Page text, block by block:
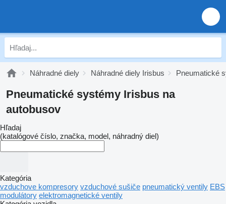
Náhradné diely Náhradné diely Irisbus Pneumatické
Pneumatické systémy Irisbus na
autobusov
Hľadaj
(katalógové číslo, značka, model, náhradný diel)
Kategória
vzduchove kompresory vzduchové sušiče pneumatický ventily EBS
modulátory elektromagnetické ventily